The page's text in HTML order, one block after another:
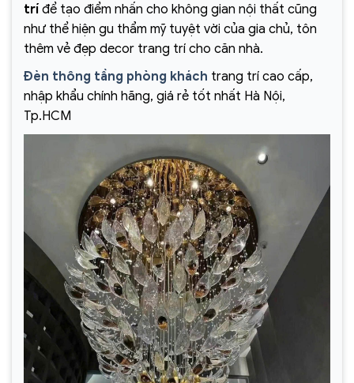
trí để tạo điểm nhấn cho không gian nội thất cũng
như thể hiện gu thẩm mỹ tuyệt vời của gia chủ, tôn
thêm vẻ đẹp decor trang trí cho căn nhà.
Đèn thông tầng phòng khách trang trí cao cấp,
nhập khẩu chính hãng, giá rẻ tốt nhất Hà Nội,
Tp.HCM